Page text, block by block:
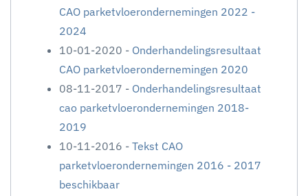
CAO parketvloerondernemingen 2022 -
2024
10-01-2020 - Onderhandelingsresultaat
CAO parketvloerondernemingen 2020
08-11-2017 - Onderhandelingsresultaat
cao parketvloerondernemingen 2018-
2019
10-11-2016 - Tekst CAO
parketvloerondernemingen 2016 - 2017
beschikbaar